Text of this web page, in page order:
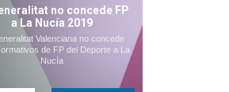
no concede FP
a La Nucía 2019
Valenciana no concede
de FP del Deporte a La
Nucía